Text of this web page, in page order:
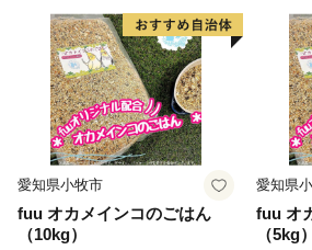
愛知県小牧市
fuu オカメインコのごはん
（10kg）
愛知県
fuu オ
（5kg）